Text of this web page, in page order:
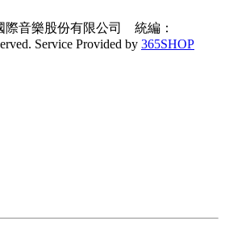
際音樂股份有限公司 統編：
Service Provided by 365SHOP